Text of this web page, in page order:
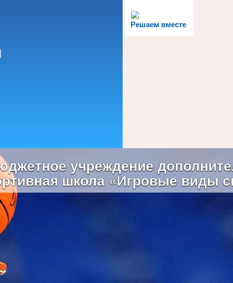
Решаем вместе
учреждение
школа «Игровые виды